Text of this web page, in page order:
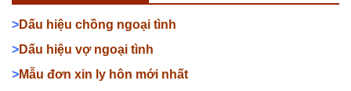
>Dấu hiệu chồng ngoại tình
>Dấu hiệu vợ ngoại tình
>Mẫu đơn xin ly hôn mới nhất